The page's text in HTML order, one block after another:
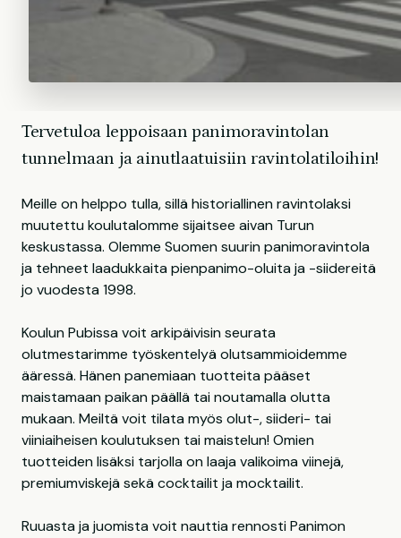
Tervetuloa leppoisaan panimoravintolan
tunnelmaan ja ainutlaatuisiin ravintolatiloihin!
Meille on helppo tulla, sillä historiallinen ravintolaksi
muutettu koulutalomme sijaitsee aivan Turun
keskustassa. Olemme Suomen suurin panimoravintola
ja tehneet laadukkaita pienpanimo-oluita ja -siidereitä
jo vuodesta 1998.
Koulun Pubissa voit arkipäivisin seurata
olutmestarimme työskentelyä olutsammioidemme
ääressä. Hänen panemiaan tuotteita pääset
maistamaan paikan päällä tai noutamalla olutta
mukaan. Meiltä voit tilata myös olut-, siideri- tai
viiniaiheisen koulutuksen tai maistelun! Omien
tuotteiden lisäksi tarjolla on laaja valikoima viinejä,
premiumviskejä sekä cocktailit ja mocktailit.
Ruuasta ja juomista voit nauttia rennosti Panimon